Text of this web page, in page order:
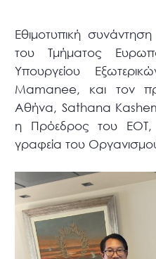
Εθιμοτυπική
του Τμήματος
Υπουργείου
Mamanee, και τον
Αθήνα, Sathana
η Πρόεδρος του ΕΟΤ,
γραφεία του